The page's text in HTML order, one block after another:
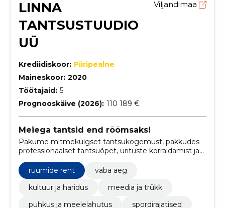
LINNA
TANTSUSTUUDIO
UÜ
Viljandimaa
Krediidiskoor: Piiripealne
Maineskoor: 2020
Töötajaid: 5
Prognooskäive (2026): 110 189 €
Meiega tantsid end rõõmsaks!
Pakume mitmekülgset tantsukogemust, pakkudes
professionaalset tantsuõpet, ürituste korraldamist ja
ruumide rentimist.
ruumide rent
vaba aeg
kultuur ja haridus
meedia ja trükk
puhkus ja meelelahutus
spordirajatised